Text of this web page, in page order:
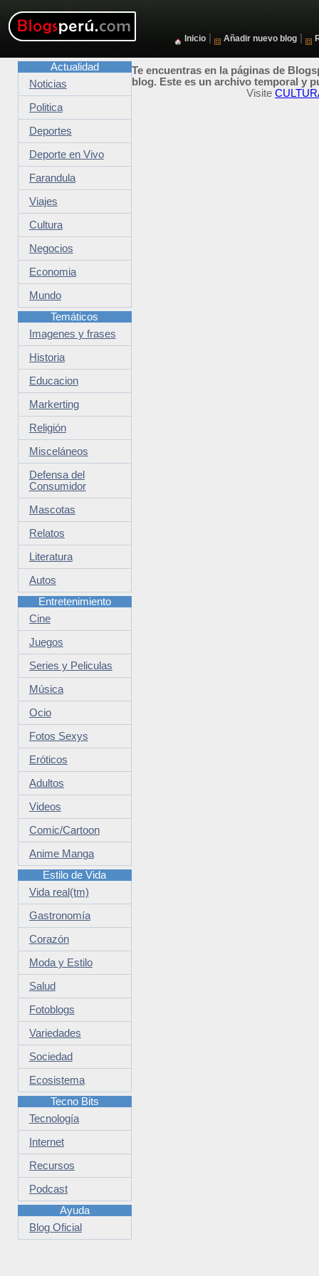
Inicio Añadir nuevo blog
Te encuentras en la páginas de
blog. Este es un archivo temporal y
Visite
Actualidad
Noticias
Politica
Deportes
Deporte en Vivo
Farandula
Viajes
Cultura
Negocios
Economia
Mundo
Temáticos
Imagenes y frases
Historia
Educacion
Markerting
Religión
Misceláneos
Defensa del
Consumidor
Mascotas
Relatos
Literatura
Autos
Entretenimiento
Cine
Juegos
Series y Peliculas
Música
Ocio
Fotos Sexys
Eróticos
Adultos
Videos
Comic/Cartoon
Anime Manga
Estilo de Vida
Vida real(tm)
Gastronomía
Corazón
Moda y Estilo
Salud
Fotoblogs
Variedades
Sociedad
Ecosistema
Tecno Bits
Tecnología
Internet
Recursos
Podcast
Ayuda
Blog Oficial